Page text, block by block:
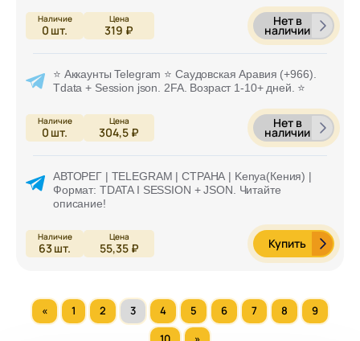
0 шт. 319 ₽
Нет в
наличии
⭐ Аккаунты Telegram ⭐ Саудовская Аравия (+966).
Tdata + Session json. 2FA. Возраст 1-10+ дней. ⭐
0 шт. 304,5 ₽
Нет в
наличии
АВТОРЕГ | TELEGRAM | СТРАНА | Kenya(Кения) |
Формат: TDATA I SESSION + JSON. Читайте
описание!
63шт. 55,35 ₽ Купить
« 1 2 3 4 5 6 7 8
9